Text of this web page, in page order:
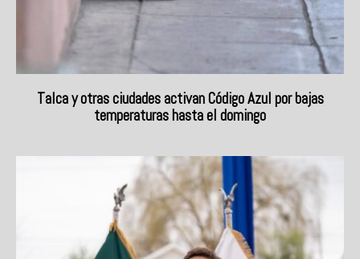
Talca y otras ciudades activan Código Azul por bajas
temperaturas hasta el domingo